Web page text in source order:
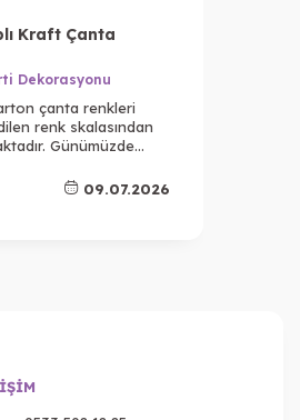
Kraft Çanta
Dekorasyonu
çanta renkleri
renk skalasından
Günümüzde
taşır. Çünkü insanlar
bir ürün değil,
09.07.2026